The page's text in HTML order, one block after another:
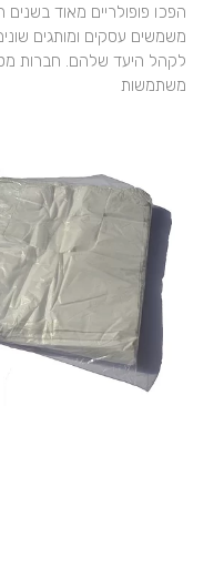
הפכו פופולריים מאוד
משמשים עסקים ומותגים
לקהל היעד שלהם. חברות
משתמשות